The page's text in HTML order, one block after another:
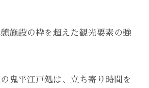
施設の枠を超えた観光要素の強
鬼平江戸処は、立ち寄り時間を